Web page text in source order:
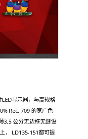
显示器，与高规格
Rec. 709 的宽广色
3.5 公分无边框无缝设
， LD135-151都可提